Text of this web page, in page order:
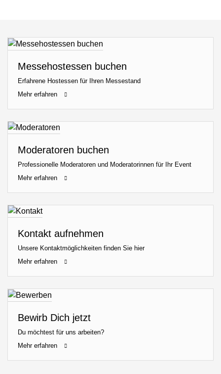
Messehostessen buchen
Erfahrene Hostessen für Ihren Messestand
Mehr erfahren
Moderatoren buchen
Professionelle Moderatoren und Moderatorinnen für Ihr Event
Mehr erfahren
Kontakt aufnehmen
Unsere Kontaktmöglichkeiten finden Sie hier
Mehr erfahren
Bewirb Dich jetzt
Du möchtest für uns arbeiten?
Mehr erfahren